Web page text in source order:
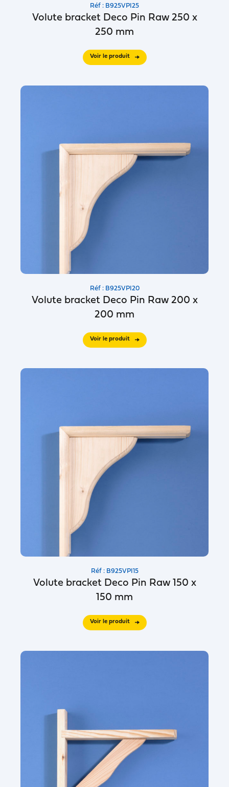
Réf : B925VPI25
Volute bracket Deco Pin Raw 250 x
250 mm
Voir le produit
Réf : B925VPI20
Volute bracket Deco Pin Raw 200 x
200 mm
Voir le produit
Réf : B925VPI15
Volute bracket Deco Pin Raw 150 x
150 mm
Voir le produit